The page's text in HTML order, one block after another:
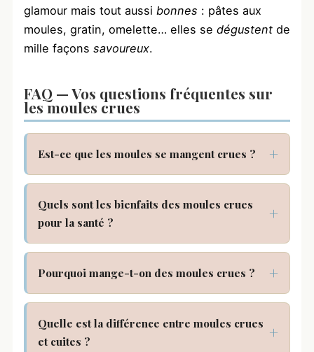
glamour mais tout aussi bonnes : pâtes aux
moules, gratin, omelette… elles se dégustent de
mille façons savoureux.
FAQ — Vos questions fréquentes sur
les moules crues
Est-ce que les moules se mangent crues ?
Quels sont les bienfaits des moules crues
pour la santé ?
Pourquoi mange-t-on des moules crues ?
Quelle est la différence entre moules crues
et cuites ?